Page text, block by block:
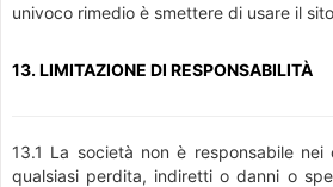
univoco rimedio è smettere di usare il
13. LIMITAZIONE DI RESPONSABILITÀ
13.1 La società non è responsabile
qualsiasi perdita, indiretti o danni o